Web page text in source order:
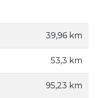
39,96 km
53,3 km
95,23 km